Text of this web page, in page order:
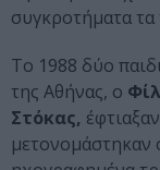
συγκροτήματα τα
Το 1988 δύο
της Αθήνας, ο
Στόκας,